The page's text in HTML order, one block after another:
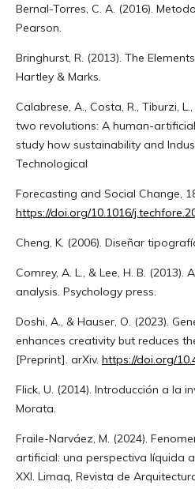
Bernal-Torres, C. A. (2016).
Pearson.
Bringhurst, R. (2013). The
Hartley & Marks.
Calabrese, A., Costa, R., Tiburzi,
two revolutions: A human-
study how sustainability and
Technological
Forecasting and Social Change,
https://doi.org/10.1016/
Cheng, K. (2006). Diseñar
Comrey, A. L., & Lee, H. B.
analysis. Psychology press.
Doshi, A., & Hauser, O. (2023).
enhances creativity but reduces
[Preprint]. arXiv. https://doi.org/
Flick, U. (2014). Introducción a la
Morata.
Fraile-Narváez, M. (2024).
artificial: una perspectiva líquida
XXI. Limaq, Revista de